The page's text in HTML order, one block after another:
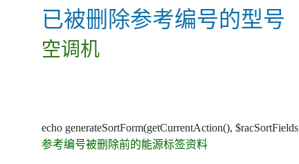
已被删除参考编号的型号
空调机
echo generateSortForm(getCurrentAction(),
参考编号被删除前的能源标签资料